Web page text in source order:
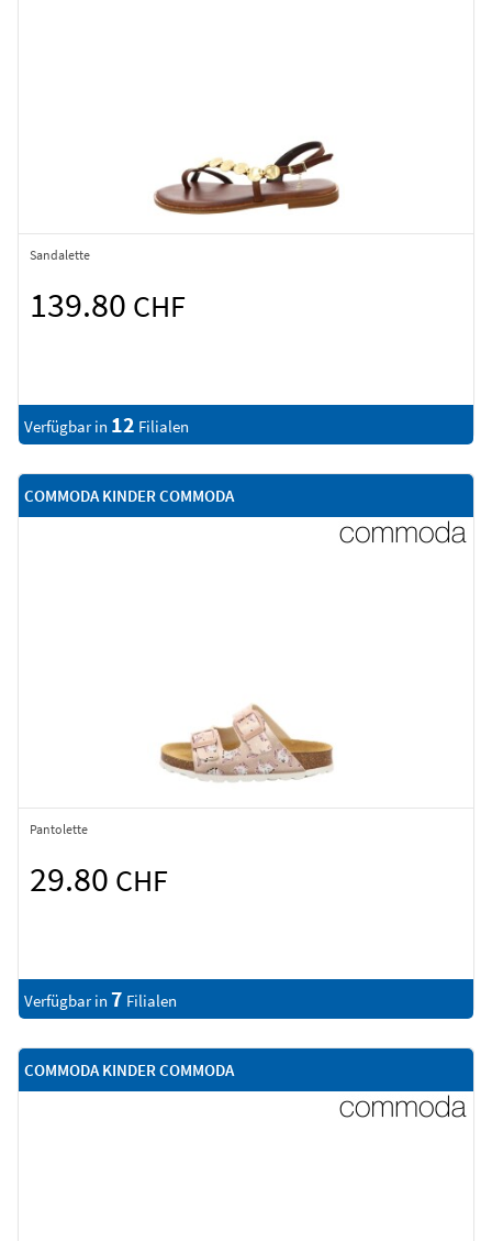
Sandalette
139.80 CHF
Verfügbar in 12 Filialen
COMMODA KINDER COMMODA
Pantolette
29.80 CHF
Verfügbar in 7 Filialen
COMMODA KINDER COMMODA